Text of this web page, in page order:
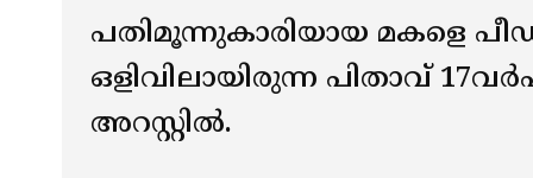
പതിമൂന്നുകാരിയായ മകളെ
ഒളിവിലായിരുന്ന പിതാവ്
അറസ്റ്റില്‍.